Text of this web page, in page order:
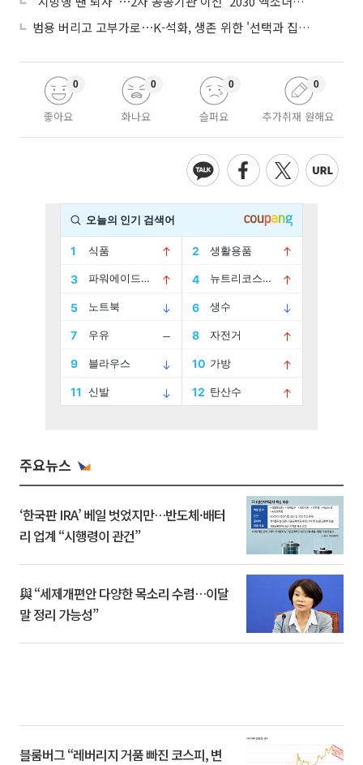
범용 버리고 고부가로⋯K-석화, 생존 위한 '선택과 집중'
좋아요
0
화나요
0
슬퍼요
0
추가취재 원해요
0
주요뉴스
‘한국판 IRA’ 베일 벗었지만…반도체·배터
리 업계 “시행령이 관건”
與 “세제개편안 다양한 목소리 수렴…이달
말 정리 가능성”
블룸버그 “레버리지 거품 빠진 코스피, 변